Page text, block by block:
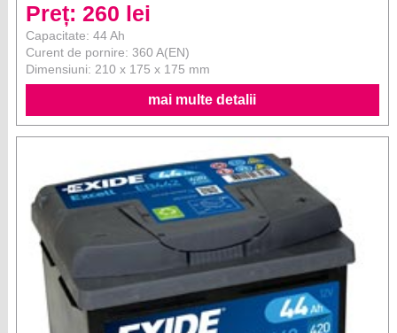
Preț: 260 lei
Capacitate: 44 Ah
Curent de pornire: 360 A(EN)
Dimensiuni: 210 x 175 x 175 mm
mai multe detalii